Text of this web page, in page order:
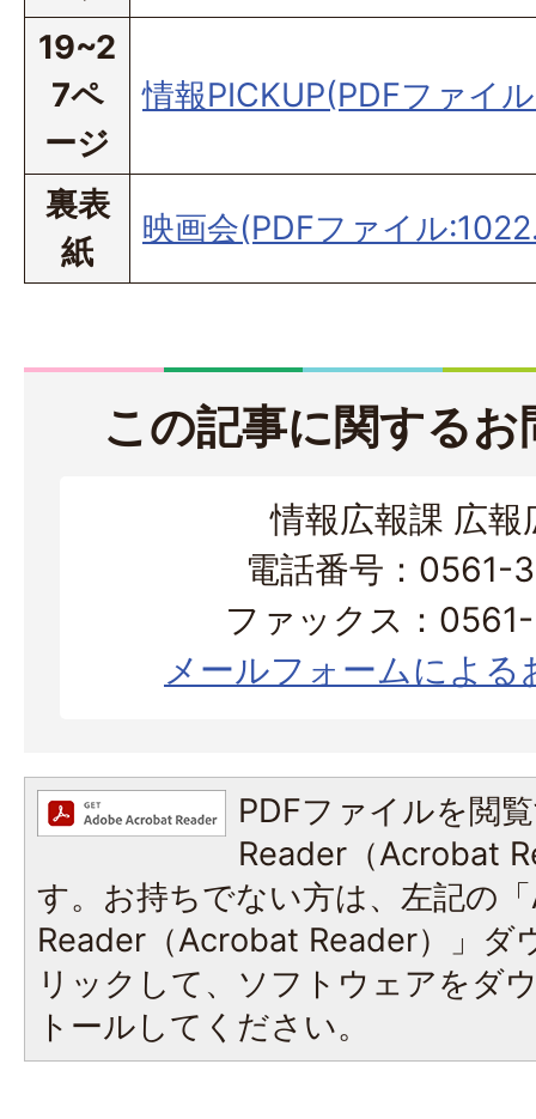
19~2
7ペ
ージ
情報PICKUP(PDFファイ
裏表
紙
映画会(PDFファイル
この記事に関する
情報広報課 広報
電話番号：0561-
ファックス：
メールフォームによる
PDFファイルを閲
Reader（Acrobat
す。お持ちでない方は、左記の
Reader（Acrobat Reader）」ダ
リックして、ソフトウェアをダ
トールしてください。